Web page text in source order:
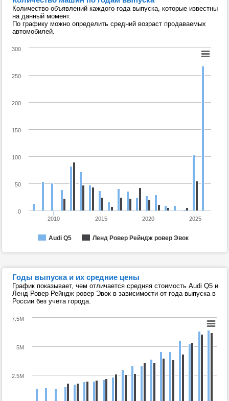
Количество объявлений каждого года выпуска, которые известны
на данный момент.
По графику можно определить средний возраст продаваемых
автомобилей.
Audi Q5 Ленд Ровер Рейндж ровер Эвок
2010 2015 2020 2025
0
50
100
150
200
250
300
Годы выпуска и их средние цены
График показывает, чем отличается средняя стоимость Audi Q5 и
Ленд Ровер Рейндж ровер Эвок в зависимости от года выпуска в
России без учета города.
2.5M
5M
7.5M